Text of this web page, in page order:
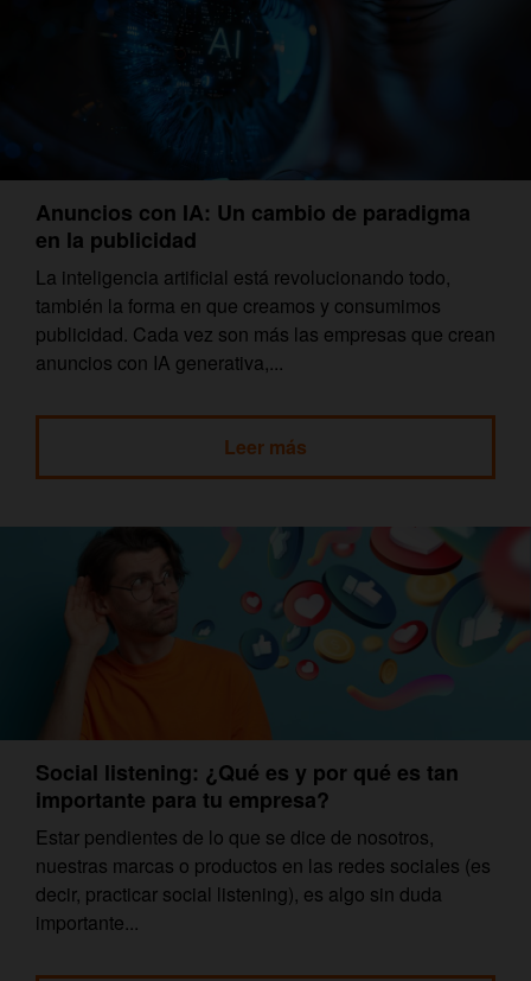
Anuncios con IA: Un cambio de paradigma
en la publicidad
La inteligencia artificial está revolucionando todo,
también la forma en que creamos y consumimos
publicidad. Cada vez son más las empresas que crean
anuncios con IA generativa,...
Leer más
Social listening: ¿Qué es y por qué es tan
importante para tu empresa?
Estar pendientes de lo que se dice de nosotros,
nuestras marcas o productos en las redes sociales (es
decir, practicar social listening), es algo sin duda
importante...